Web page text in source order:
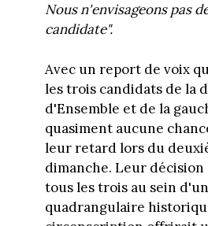
Nous n'envisageons pas
candidate".
Avec un report de voix
les trois candidats de la
d'Ensemble et de la
quasiment aucune
leur retard lors du
dimanche. Leur
tous les trois au sein
quadrangulaire